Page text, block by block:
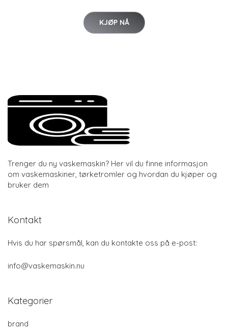
KJØP NÅ
Trenger du ny vaskemaskin? Her vil du finne informasjon
om vaskemaskiner, tørketromler og hvordan du kjøper og
bruker dem
Kontakt
Hvis du har spørsmål, kan du kontakte oss på e-post:
info@vaskemaskin.nu
Kategorier
brand